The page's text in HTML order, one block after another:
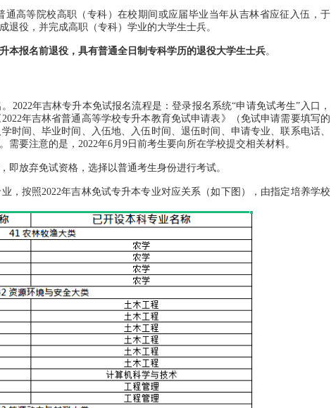
高等院校高职（专科）在校期间或应届毕业当年从吉林省应征入伍，于
退役，并完成高职（专科）学业的大学生士兵。
本报名前退役，具有普通全日制专科学历的退役大学生士兵。
年吉林专升本免试报名流程是：登录报名系统“申请免试考生”入口，
年吉林省普通高等学校专升本教育免试申请表》（免试申请需要填写的
时间、毕业时间、入伍地、入伍时间、退伍时间、申请专业、联系电话、
要注意的是，2022年6月9日前考生要向所在学校提交相关材料。
放弃免试资格，选择以普通考生身份进行考试。
按照2022年吉林免试专升本专业对应关系（如下图），由指定培养学校